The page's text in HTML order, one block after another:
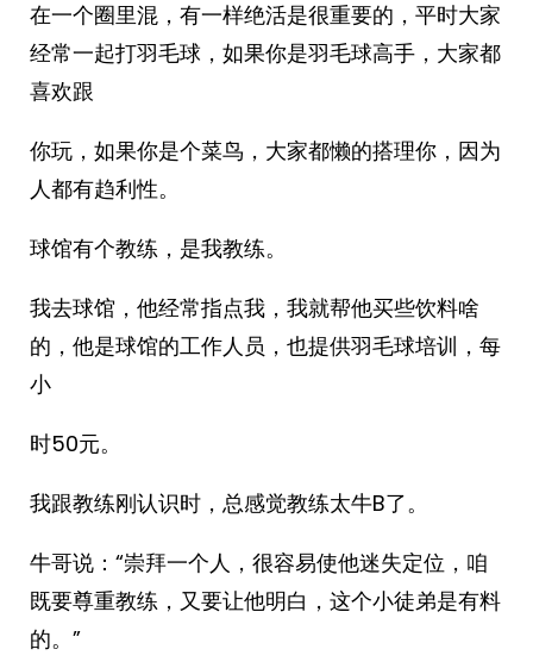
在一个圈里混，有一样绝活是很重要的，平时大家
经常一起打羽毛球，如果你是羽毛球高手，大家都
喜欢跟
你玩，如果你是个菜鸟，大家都懒的搭理你，因为
人都有趋利性。
球馆有个教练，是我教练。
我去球馆，他经常指点我，我就帮他买些饮料啥
的，他是球馆的工作人员，也提供羽毛球培训，每
小
时50元。
我跟教练刚认识时，总感觉教练太牛B了。
牛哥说：“崇拜一个人，很容易使他迷失定位，咱
既要尊重教练，又要让他明白，这个小徒弟是有料
的。”